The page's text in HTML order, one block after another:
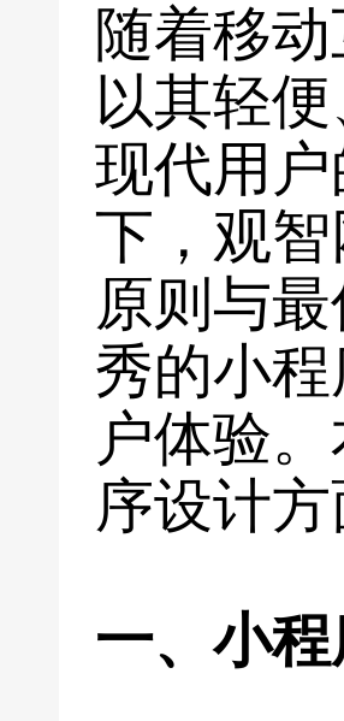
随着移
以其轻
现代用
下，观
原则与
秀的小
户体验
序设计
一、小